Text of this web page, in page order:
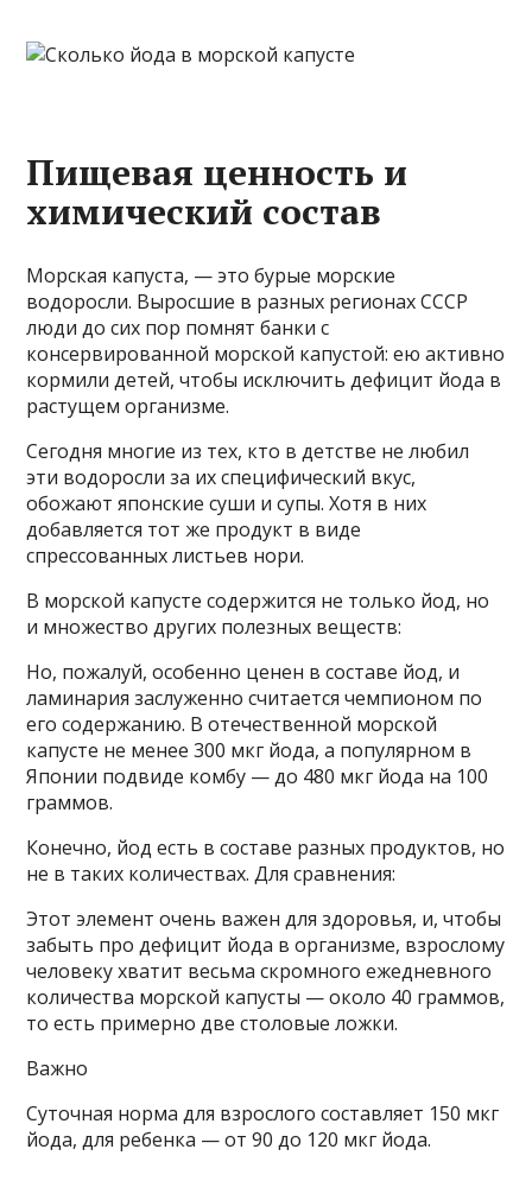
Пищевая ценность и
химический состав
Морская капуста, — это бурые морские
водоросли. Выросшие в разных регионах СССР
люди до сих пор помнят банки с
консервированной морской капустой: ею активно
кормили детей, чтобы исключить дефицит йода в
растущем организме.
Сегодня многие из тех, кто в детстве не любил
эти водоросли за их специфический вкус,
обожают японские суши и супы. Хотя в них
добавляется тот же продукт в виде
спрессованных листьев нори.
В морской капусте содержится не только йод, но
и множество других полезных веществ:
Но, пожалуй, особенно ценен в составе йод, и
ламинария заслуженно считается чемпионом по
его содержанию. В отечественной морской
капусте не менее 300 мкг йода, а популярном в
Японии подвиде комбу — до 480 мкг йода на 100
граммов.
Конечно, йод есть в составе разных продуктов, но
не в таких количествах. Для сравнения:
Этот элемент очень важен для здоровья, и, чтобы
забыть про дефицит йода в организме, взрослому
человеку хватит весьма скромного ежедневного
количества морской капусты — около 40 граммов,
то есть примерно две столовые ложки.
Важно
Суточная норма для взрослого составляет 150 мкг
йода, для ребенка — от 90 до 120 мкг йода.